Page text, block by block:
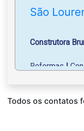
São
Construtora
Reformas |
Arquiteto Julio
Todos os contatos